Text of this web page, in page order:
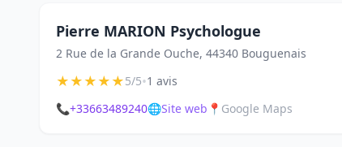
Pierre MARION Psychologue
2 Rue de la Grande Ouche, 44340 Bouguenais
★★★★★5/5•1 avis
📞+33663489240🌐Site web 📍 Google Maps